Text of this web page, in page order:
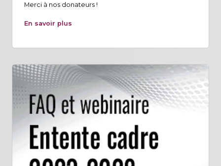
Merci à nos donateurs !
En savoir plus